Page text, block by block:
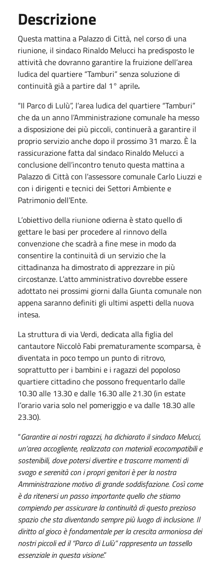
Descrizione
Questa mattina a Palazzo di Città, nel corso di una
riunione, il sindaco Rinaldo Melucci ha predisposto le
attività che dovranno garantire la fruizione dell’area
ludica del quartiere “Tamburi” senza soluzione di
continuità già a partire dal 1° aprile.
“Il Parco di Lulù”, l’area ludica del quartiere “Tamburi”
che da un anno l’Amministrazione comunale ha messo
a disposizione dei più piccoli, continuerà a garantire il
proprio servizio anche dopo il prossimo 31 marzo. È la
rassicurazione fatta dal sindaco Rinaldo Melucci a
conclusione dell’incontro tenuto questa mattina a
Palazzo di Città con l’assessore comunale Carlo Liuzzi e
con i dirigenti e tecnici dei Settori Ambiente e
Patrimonio dell’Ente.
L’obiettivo della riunione odierna è stato quello di
gettare le basi per procedere al rinnovo della
convenzione che scadrà a fine mese in modo da
consentire la continuità di un servizio che la
cittadinanza ha dimostrato di apprezzare in più
circostanze. L’atto amministrativo dovrebbe essere
adottato nei prossimi giorni dalla Giunta comunale non
appena saranno definiti gli ultimi aspetti della nuova
intesa.
La struttura di via Verdi, dedicata alla figlia del
cantautore Niccolò Fabi prematuramente scomparsa, è
diventata in poco tempo un punto di ritrovo,
soprattutto per i bambini e i ragazzi del popoloso
quartiere cittadino che possono frequentarlo dalle
10.30 alle 13.30 e dalle 16.30 alle 21.30 (in estate
l’orario varia solo nel pomeriggio e va dalle 18.30 alle
23.30).
“Garantire ai nostri ragazzi, ha dichiarato il sindaco Melucci,
un’area accogliente, realizzata con materiali ecocompatibili e
sostenibili, dove potersi divertire e trascorre momenti di
svago e serenità con i propri genitori è per la nostra
Amministrazione motivo di grande soddisfazione. Così come
è da ritenersi un passo importante quello che stiamo
compiendo per assicurare la continuità di questo prezioso
spazio che sta diventando sempre più luogo di inclusione. Il
diritto al gioco è fondamentale per la crescita armoniosa dei
nostri piccoli ed il “Parco di Lulù” rappresenta un tassello
essenziale in questa visione.”